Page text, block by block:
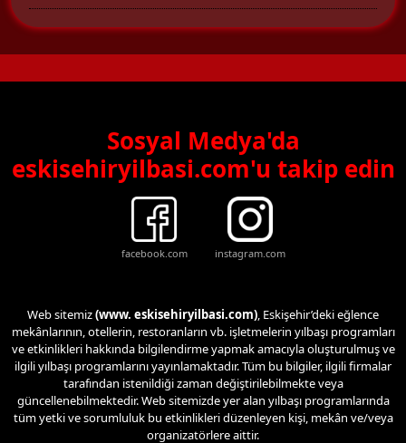
Sosyal Medya'da
eskisehiryilbasi.com'u takip edin
facebook.com instagram.com
Web sitemiz(www. eskisehiryilbasi.com), Eskişehir’deki eğlence
mekânlarının, otellerin, restoranların vb. işletmelerin yılbaşı programları
ve etkinlikleri hakkında bilgilendirme yapmak amacıyla oluşturulmuş ve
ilgili yılbaşı programlarını yayınlamaktadır. Tüm bu bilgiler, ilgili firmalar
tarafından istenildiği zaman değiştirilebilmekte veya
güncellenebilmektedir. Web sitemizde yer alan yılbaşı programlarında
tüm yetki ve sorumluluk bu etkinlikleri düzenleyen kişi, mekân ve/veya
organizatörlere aittir.